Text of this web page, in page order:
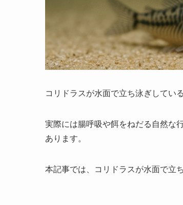
コリドラスが水面で立ち泳ぎしてい
実際には腸呼吸や餌をねだる自然な
あります。
本記事では、コリドラスが水面で立